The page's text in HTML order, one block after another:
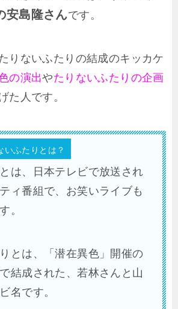
安島隆さんです。
りないふたりの結成のキッカケ
の演出やたりないふたりの企画
た人です。
いふたりとは？
とは、日本テレビで放送され
ィ番組で、お笑いライブも
。
とは、「潜在異色」開催の
結成された、若林さんと山
名です。